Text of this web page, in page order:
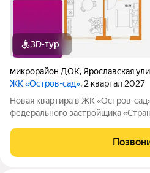
3D-тур
микрорайон ДОК, Ярославская
ЖК «Остров-сад», 2 квартал 2027
Новая квартира в ЖК «Остров-
федерального застройщика
Девелопмент. Площадь квартиры